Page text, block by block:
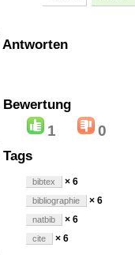
Antworten
Bewertung
1 0
Tags
bibtex × 6
bibliographie × 6
natbib × 6
cite × 6